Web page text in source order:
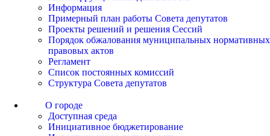
Информация
Примерный план работы Совета депутатов
Проекты решений и решения Сессий
Порядок обжалования муниципальных нормативных
правовых актов
Регламент
Список постоянных комиссий
Структура Совета депутатов
О городе
Доступная среда
Инициативное бюджетирование